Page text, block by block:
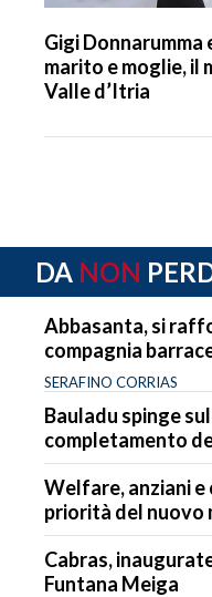
Gigi
marito e moglie, il
Valle d’Itria
DA NON
Abbasanta, si
compagnia
SERAFINO CORRIAS
Bauladu spinge
completamento
Welfare, anziani e
priorità del nuovo
Cabras,
Funtana Meiga